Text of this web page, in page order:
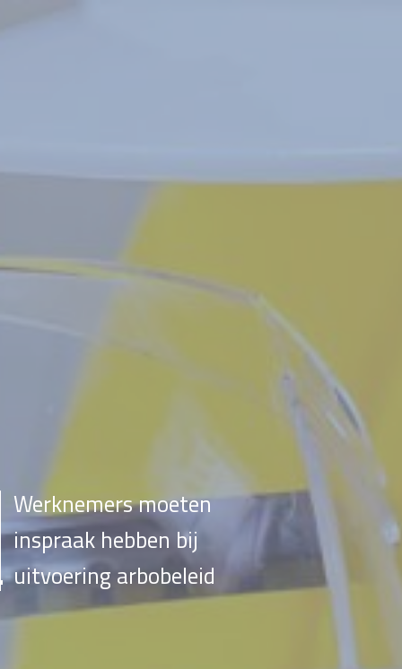
Werknemers moeten
inspraak hebben bij
uitvoering arbobeleid